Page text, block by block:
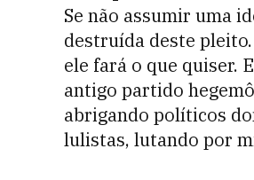
Se não assumir uma
destruída deste
ele fará o que quiser.
antigo partido
abrigando políticos
lulistas, lutando por